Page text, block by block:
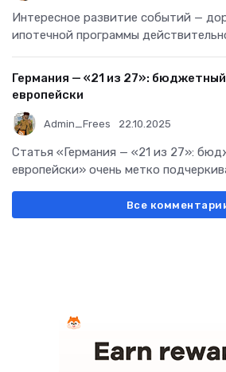
Интересное развитие событий —
ипотечной программы
Германия — «21 из 27»:
европейски
Admin_Frees 22.10.2025
Статья «Германия — «21 из 27»:
европейски» очень метко
Все